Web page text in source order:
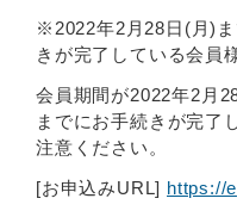
※2022年2月28日(月)
きが完了している会員
会員期間が2022年2月
までにお手続きが完了
注意ください。
[お申込みURL] https://